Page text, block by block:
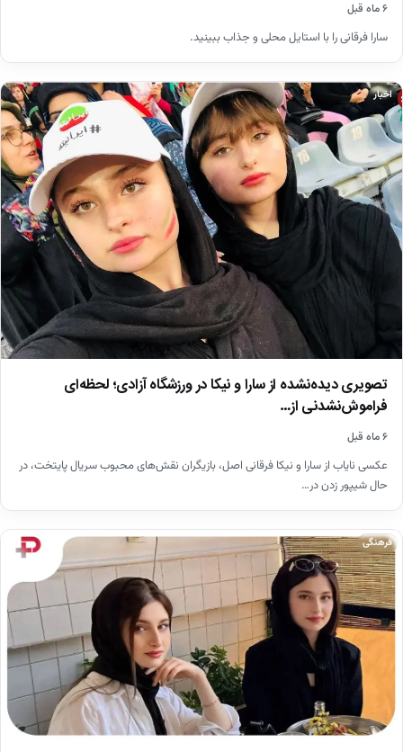
۶ ماه قبل
سارا فرقانی را با استایل محلی و جذاب ببینید.
اخبار
تصویری دیده‌نشده از سارا و نیکا در ورزشگاه آزادی؛ لحظه‌ای
فراموش‌نشدنی از…
۶ ماه قبل
عکسی نایاب از سارا و نیکا فرقانی اصل، بازیگران نقش‌های محبوب سریال پایتخت، در
حال شیپور زدن در…
فرهنگی